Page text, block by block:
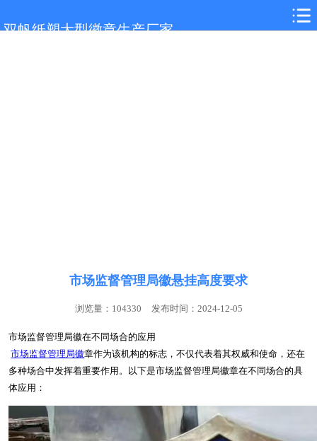
双帆纸塑大型徽章生产厂家
网站首页
市场监督管理局徽悬挂高度要求
浏览量：104330 发布时间：2024-12-05
市场监督管理局徽在不同场合的应用
市场监督管理局徽章作为该机构的标志，不仅代表着其权威和使命，还在
多种场合中发挥着重要作用。以下是市场监督管理局徽章在不同场合的具
体应用：